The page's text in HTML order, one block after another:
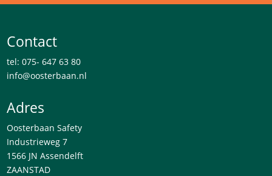
Contact
tel: 075- 647 63 80
info@oosterbaan.nl
Adres
Oosterbaan Safety
Industrieweg 7
1566 JN Assendelft
ZAANSTAD